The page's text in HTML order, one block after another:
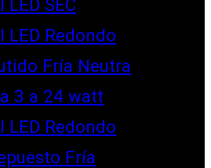
LED SEC
LED Redondo
Fría Neutra
3 a 24 watt
LED Redondo
Fría